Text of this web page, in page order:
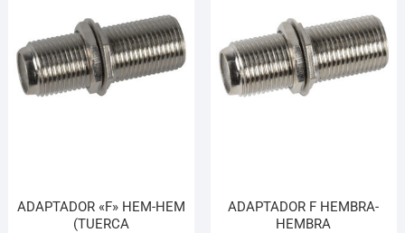
ADAPTADOR «F» HEM-HEM
(TUERCA
ADAPTADOR F HEMBRA-
HEMBRA
Asesor El Arroyo
En línea · responde en segundos